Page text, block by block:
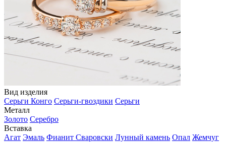
Вид изделия
Серьги Конго Серьги-гвоздики Серьги
Металл
Золото Серебро
Вставка
Агат Эмаль Фианит Сваровски Лунный камень Опал Жемчуг